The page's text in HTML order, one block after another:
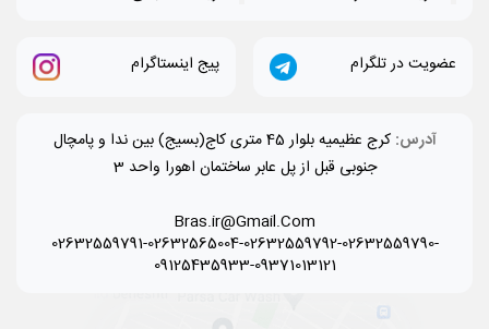
عضویت در تلگرام پیج اینستاگرام
آدرس:
کرج عظیمیه بلوار 45 متری کاج(بسیج) بین ندا و پامچال
جنوبی قبل از پل عابر ساختمان اهورا واحد 3
Bras.ir@Gmail.Com
02632559791-02632565004-02632559792-02632559790-
09125435933-09371013121